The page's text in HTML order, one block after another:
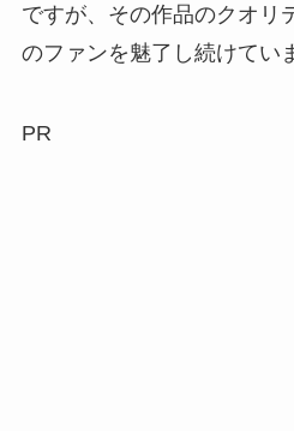
ですが、その作品のクオリ
のファンを魅了し続けてい
PR